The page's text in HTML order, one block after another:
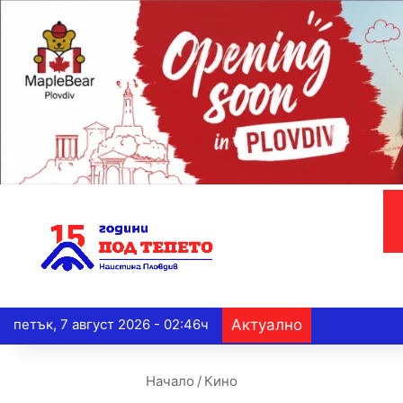
петък, 7 август 2026 - 02:46ч Актуално
Начало / Кино